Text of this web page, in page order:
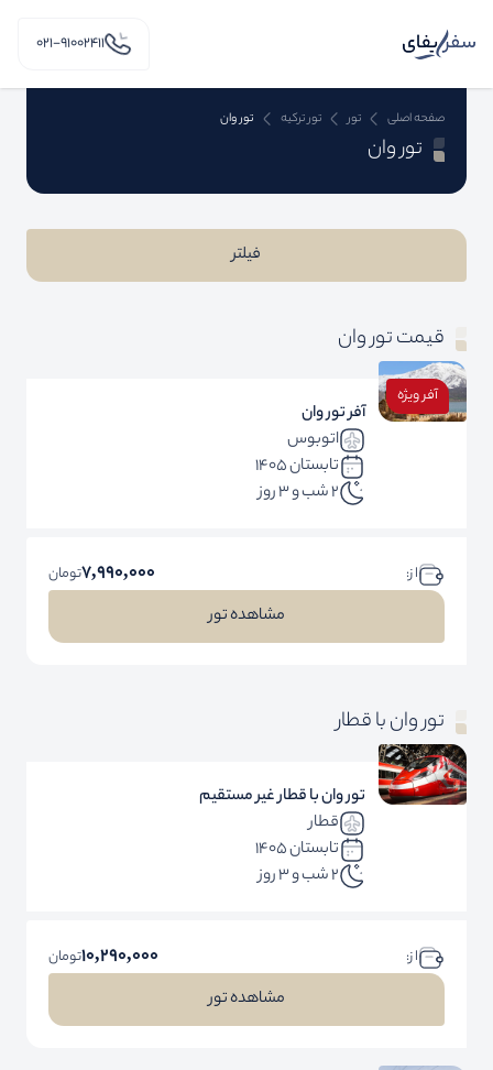
۰۲۱-91002411
صفحه اصلی تور تور ترکیه تور وان
تور وان
فیلتر
قیمت تور وان
آفر ویژه
آفر تور وان
اتوبوس
تابستان 1405
2 شب و 3 روز
ا ز: 7,990,000تومان
مشاهده تور
تور وان با قطار
تور وان با قطار غیر مستقیم
قطار
تابستان 1405
2 شب و 3 روز
ا ز: 10,290,000تومان
مشاهده تور